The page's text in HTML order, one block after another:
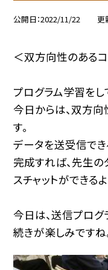
公開日 2022/11/22 更
＜双方向性のある
プログラム学習をし
今日からは、双方
す。
データを送受信でき
完成すれば、先生の
スチャットができる
今日は、送信プログ
続きが楽しみですね